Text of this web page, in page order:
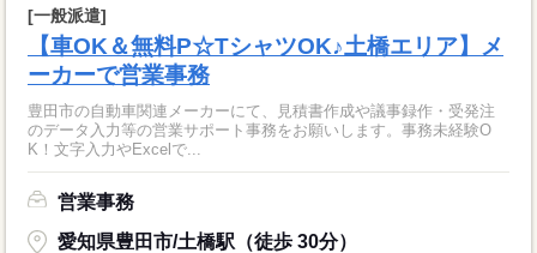
[一般派遣]
【車OK＆無料P☆TシャツOK♪土橋エリア】メ
ーカーで営業事務
豊田市の自動車関連メーカーにて、見積書作成や議事録作・受発注
のデータ入力等の営業サポート事務をお願いします。事務未経験O
K！文字入力やExcelで...
営業事務
愛知県豊田市/土橋駅（徒歩 30分）